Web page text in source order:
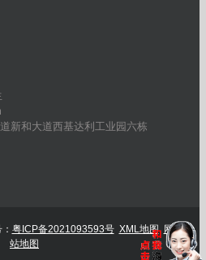
新和大道西基达利工业园六栋
粤ICP备2021093593号 XML地图
网
站地图